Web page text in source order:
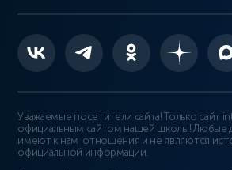
Уважаемые посетители сайта! Только сайт
официальным сайтом нашей школы! Любые
имеют к нам отношения и не являются
официальной информации.